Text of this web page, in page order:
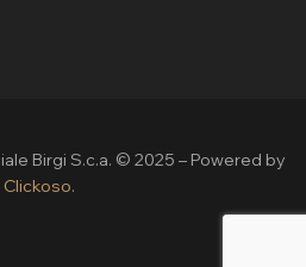
Birgi S.c.a. © 2025 – Powered by
Clickoso.